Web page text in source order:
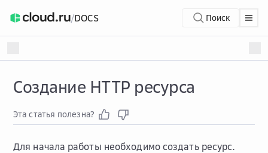
/DOCS Поиск
Создание HTTP ресурса
Эта статья полезна?
Для начала работы необходимо создать ресурс.